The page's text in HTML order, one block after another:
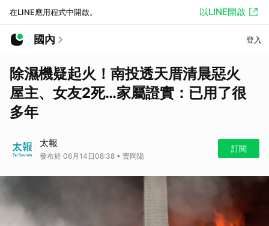
在LINE應用程式中開啟。 以LINE開啟
國內 登入
除濕機疑起火！南投透天厝清晨惡火
屋主、女友2死…家屬證實：已用了很
多年
太報
發布於 06月14日08:38 • 曹岡陽
訂閱